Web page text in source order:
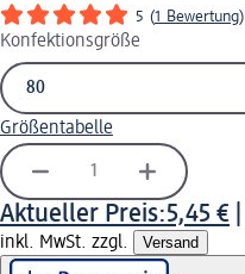
5 (1 Bewertung)
Konfektionsgröße
Größentabelle
Aktueller Preis:5,45 €
inkl. MwSt. zzgl. Versand